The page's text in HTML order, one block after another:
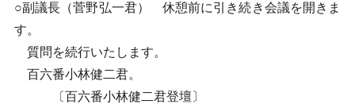
○副議長（菅野弘一君） 休憩前に引き続き会議を開きま
す。
質問を続行いたします。
百六番小林健二君。
〔百六番小林健二君登壇〕